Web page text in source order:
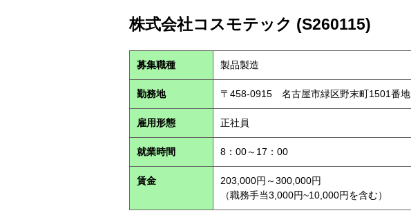
株式会社コスモテック (S260115)
募集職種 製品製造
勤務地 〒458-0915 名古屋市緑区野末町1501番地
雇用形態 正社員
就業時間 8：00～17：00
賃金
203,000円～300,000円
（職務手当3,000円~10,000円を含む）